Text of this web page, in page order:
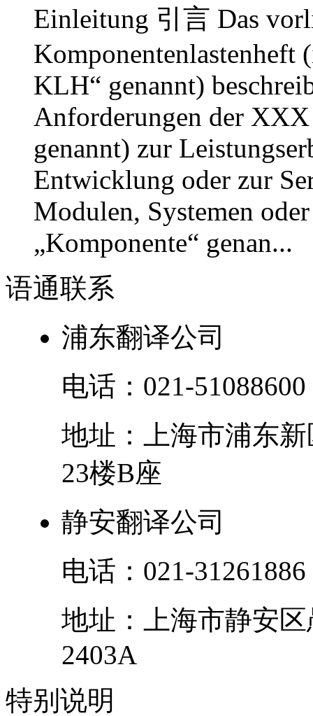
Einleitung 引言 Das
Komponentenlastenheft
KLH“ genannt)
Anforderungen der
genannt) zur
Entwicklung oder zur
Modulen, Systemen
„Komponente“ genan...
语通联系
浦东翻译公司
电话： 021-51088600
地址：
上海市浦东新
23楼B座
静安翻译公司
电话： 021-31261886
地址：
上海市静安区
2403A
特别 说明